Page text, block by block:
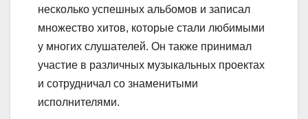
несколько успешных альбомов и записал
множество хитов, которые стали любимыми
у многих слушателей. Он также принимал
участие в различных музыкальных проектах
и сотрудничал со знаменитыми
исполнителями.